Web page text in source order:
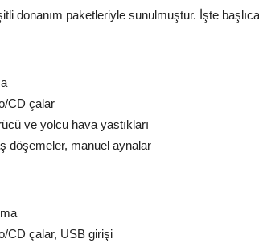
donanım paketleriyle sunulmuştur. İşte
CD çalar
ve yolcu hava yastıkları
döşemeler, manuel aynalar
CD çalar, USB girişi